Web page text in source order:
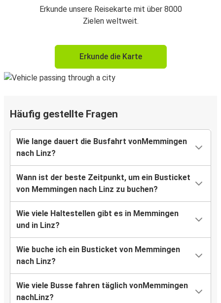
Erkunde unsere Reisekarte mit über 8000
Zielen weltweit.
Erkunde die Karte
Häufig gestellte Fragen
Wie lange dauert die Busfahrt vonMemmingen
nach Linz?
Wann ist der beste Zeitpunkt, um ein Busticket
von Memmingen nach Linz zu buchen?
Wie viele Haltestellen gibt es in Memmingen
und in Linz?
Wie buche ich ein Busticket von Memmingen
nach Linz?
Wie viele Busse fahren täglich vonMemmingen
nachLinz?